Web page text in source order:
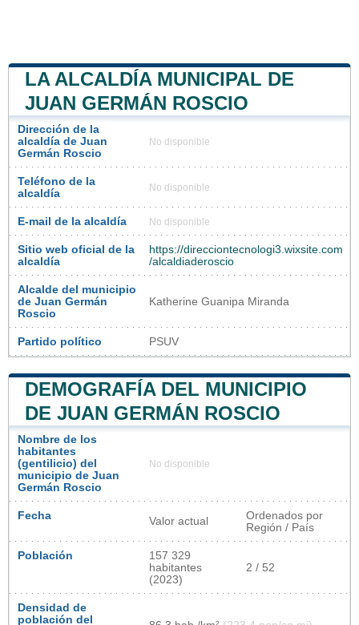
LA ALCALDÍA MUNICIPAL DE
JUAN GERMÁN ROSCIO
Dirección de la
alcaldía de Juan
Germán Roscio
No disponible
Teléfono de la
alcaldía
No disponible
E-mail de la alcaldía No disponible
Sitio web oficial de la
alcaldía
https://direcciontecnologi3.wixsite.com
/alcaldiaderoscio
Alcalde del municipio
de Juan Germán
Roscio
Katherine Guanipa Miranda
Partido político PSUV
DEMOGRAFÍA DEL MUNICIPIO
DE JUAN GERMÁN ROSCIO
Nombre de los
habitantes
(gentilicio) del
municipio de Juan
Germán Roscio
No disponible
Fecha Valor actual
Ordenados por
Región / País
Población
157 329
habitantes
(2023)
2 / 52
Densidad de
población del